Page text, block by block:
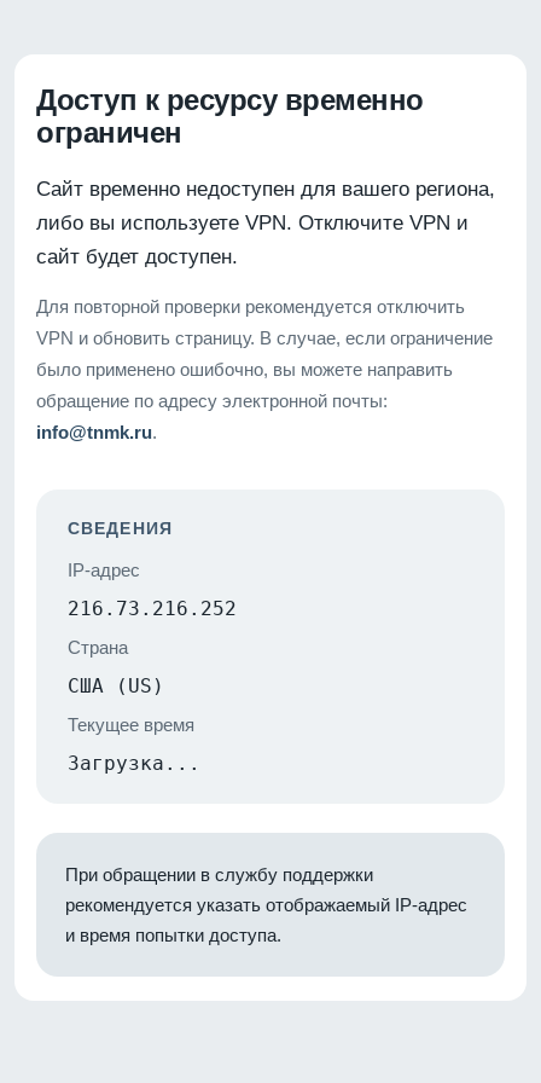
Доступ к ресурсу временно
ограничен
Сайт временно недоступен для вашего региона,
либо вы используете VPN. Отключите VPN и
сайт будет доступен.
Для повторной проверки рекомендуется отключить
VPN и обновить страницу. В случае, если ограничение
было применено ошибочно, вы можете направить
обращение по адресу электронной почты:
info@tnmk.ru.
СВЕДЕНИЯ
IP-адрес
216.73.216.252
Страна
США (US)
Текущее время
Загрузка...
При обращении в службу поддержки
рекомендуется указать отображаемый IP-адрес
и время попытки доступа.